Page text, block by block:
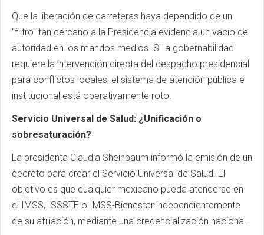
Que la liberación de carreteras haya dependido de un
"filtro" tan cercano a la Presidencia evidencia un vacío de
autoridad en los mandos medios. Si la gobernabilidad
requiere la intervención directa del despacho presidencial
para conflictos locales, el sistema de atención pública e
institucional está operativamente roto.
Servicio Universal de Salud: ¿Unificación o
sobresaturación?
La presidenta Claudia Sheinbaum informó la emisión de un
decreto para crear el Servicio Universal de Salud. El
objetivo es que cualquier mexicano pueda atenderse en
el IMSS, ISSSTE o IMSS-Bienestar independientemente
de su afiliación, mediante una credencialización nacional.